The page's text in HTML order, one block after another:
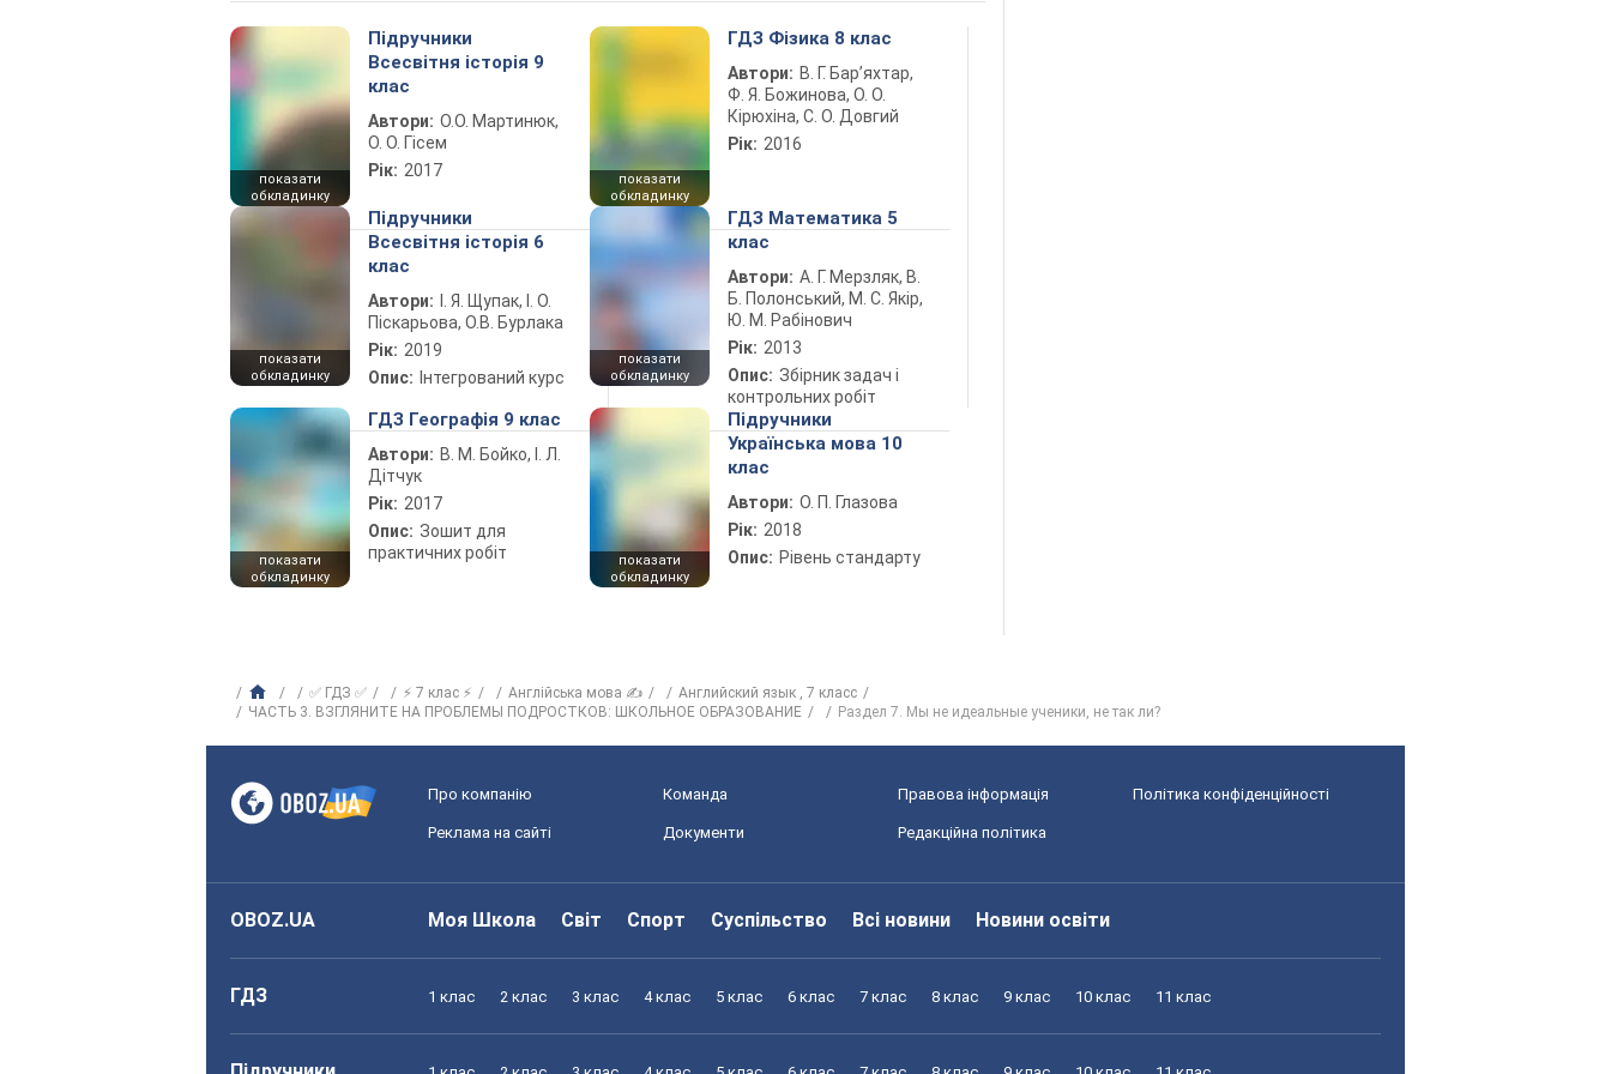
показати
обкладинку
Підручники
Всесвітня історія 9
клас
Автори: О.О. Мартинюк,
О. О. Гісем
Рік: 2017
показати
обкладинку
ГДЗ Фізика 8 клас
Автори: В. Г. Бар’яхтар,
Ф. Я. Божинова, О. О.
Кірюхіна, С. О. Довгий
Рік: 2016
показати
обкладинку
Підручники
Всесвітня історія 6
клас
Автори:
І. Я. Щупак, І. О.
Піскарьова, О.В. Бурлака
Рік: 2019
Опис: Інтегрований курс
показати
обкладинку
ГДЗ Математика 5
клас
Автори: А. Г. Мерзляк, В.
Б. Полонський, М. С. Якір,
Ю. М. Рабінович
Рік: 2013
Опис: Збірник задач і
контрольних робіт
показати
обкладинку
ГДЗ Географія 9 клас
Автори: В. М. Бойко, І. Л.
Дітчук
Рік: 2017
Опис: Зошит для
практичних робіт
показати
обкладинку
Підручники
Українська мова 10
клас
Автори: О. П. Глазова
Рік: 2018
Опис: Рівень стандарту
✅ ГДЗ ✅ ⚡ 7 клас ⚡ Англійська мова ✍
Английский язык , 7 класс
ЧАСТЬ 3. ВЗГЛЯНИТЕ НА ПРОБЛЕМЫ ПОДРОСТКОВ: ШКОЛЬНОЕ ОБРАЗОВАНИЕ
Раздел 7. Мы не идеальные ученики, не так ли?
Про компанію Команда Правова інформація Політика конфіденційності
Реклама на сайті Документи Редакційна політика
OBOZ.UA Моя Школа Світ Спорт Суспільство Всі новини Новини освіти
ГДЗ 1 клас 2 клас 3 клас 4 клас 5 клас 6 клас 7 клас 8 клас 9 клас 10 клас 11 клас